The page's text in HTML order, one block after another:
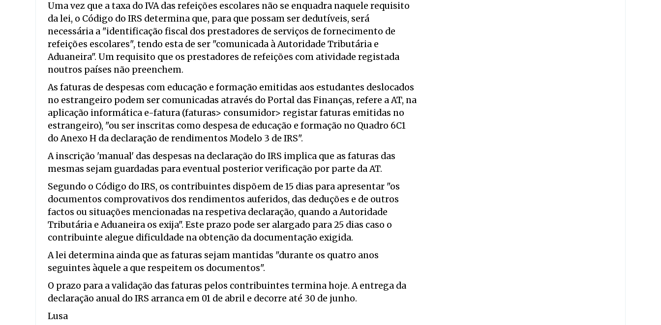
Uma vez que a taxa do IVA das refeições escolares não se enquadra naquele requisito
da lei, o Código do IRS determina que, para que possam ser dedutíveis, será
necessária a "identificação fiscal dos prestadores de serviços de fornecimento de
refeições escolares", tendo esta de ser "comunicada à Autoridade Tributária e
Aduaneira". Um requisito que os prestadores de refeições com atividade registada
noutros países não preenchem.
As faturas de despesas com educação e formação emitidas aos estudantes deslocados
no estrangeiro podem ser comunicadas através do Portal das Finanças, refere a AT, na
aplicação informática e-fatura (faturas> consumidor> registar faturas emitidas no
estrangeiro), "ou ser inscritas como despesa de educação e formação no Quadro 6C1
do Anexo H da declaração de rendimentos Modelo 3 de IRS".
A inscrição 'manual' das despesas na declaração do IRS implica que as faturas das
mesmas sejam guardadas para eventual posterior verificação por parte da AT.
Segundo o Código do IRS, os contribuintes dispõem de 15 dias para apresentar "os
documentos comprovativos dos rendimentos auferidos, das deduções e de outros
factos ou situações mencionadas na respetiva declaração, quando a Autoridade
Tributária e Aduaneira os exija". Este prazo pode ser alargado para 25 dias caso o
contribuinte alegue dificuldade na obtenção da documentação exigida.
A lei determina ainda que as faturas sejam mantidas "durante os quatro anos
seguintes àquele a que respeitem os documentos".
O prazo para a validação das faturas pelos contribuintes termina hoje. A entrega da
declaração anual do IRS arranca em 01 de abril e decorre até 30 de junho.
Lusa